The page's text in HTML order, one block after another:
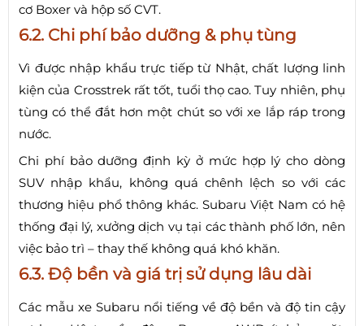
cơ Boxer và hộp số CVT.
6.2. Chi phí bảo dưỡng & phụ tùng
Vì được nhập khẩu trực tiếp từ Nhật, chất lượng linh
kiện của Crosstrek rất tốt, tuổi thọ cao. Tuy nhiên, phụ
tùng có thể đắt hơn một chút so với xe lắp ráp trong
nước.
Chi phí bảo dưỡng định kỳ ở mức hợp lý cho dòng
SUV nhập khẩu, không quá chênh lệch so với các
thương hiệu phổ thông khác. Subaru Việt Nam có hệ
thống đại lý, xưởng dịch vụ tại các thành phố lớn, nên
việc bảo trì – thay thế không quá khó khăn.
6.3. Độ bền và giá trị sử dụng lâu dài
Các mẫu xe Subaru nổi tiếng về độ bền và độ tin cậy